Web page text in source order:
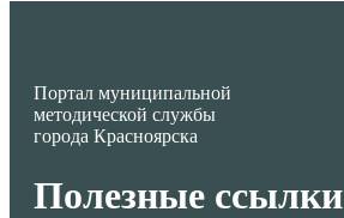
Портал муниципальной
методической службы
города Красноярска
Полезные ссылки